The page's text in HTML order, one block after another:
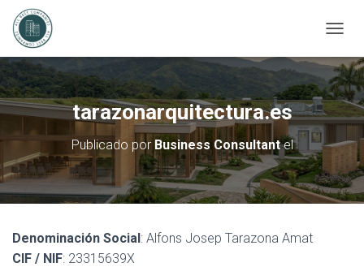
A
M
B
I
A
M
D
O
tarazonarquitectura.es
Publicado por Business Consultantel
Denominación Social: Alfons Josep Tarazona Amat
CIF / NIF: 23315639X